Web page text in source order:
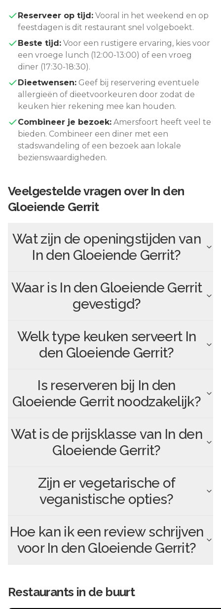
Reserveer op tijd: Vooral in het weekend en op
feestdagen is dit restaurant snel volgeboekt.
Beste tijd: Voor een rustigere ervaring, kies voor
een vroege lunch (12:00-13:00) of een vroeg
diner (17:30-18:30).
Dieetwensen: Geef bij reservering eventuele
allergieën of dieetvoorkeuren door zodat de
keuken hier rekening mee kan houden.
Combineer je bezoek: Amersfoort heeft veel te
bieden. Combineer een diner met een
stadswandeling of een bezoek aan lokale
bezienswaardigheden.
Veelgestelde vragen over In den
Gloeiende Gerrit
Wat zijn de openingstijden van
In den Gloeiende Gerrit?
Waar is In den Gloeiende Gerrit
gevestigd?
Welk type keuken serveert In
den Gloeiende Gerrit?
Is reserveren bij In den
Gloeiende Gerritnoodzakelijk?
Wat is de prijsklasse van In den
Gloeiende Gerrit?
Zijn er vegetarische of
veganistische opties?
Hoe kan ik een review schrijven
voor In den Gloeiende Gerrit?
Restaurants in de buurt